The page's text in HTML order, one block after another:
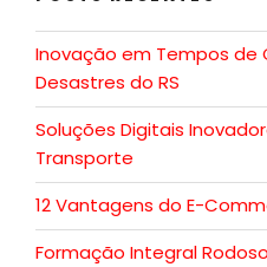
Inovação em Tempos de
Desastres do RS
Soluções Digitais
Transporte
12 Vantagens do E-
Formação Integral